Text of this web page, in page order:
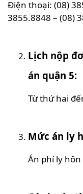
Điện thoại: (08)
3855.8848 – (08)
Lịch nộp
án quận 5:
Từ thứ hai
Mức án ly
Án phí ly